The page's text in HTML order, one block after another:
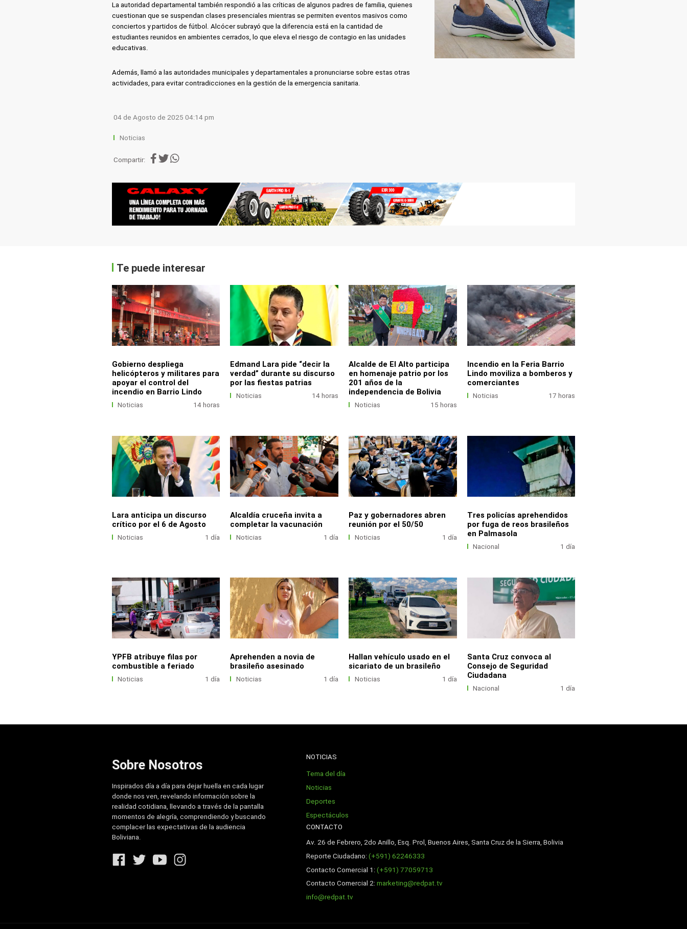
La autoridad departamental también respondió a las críticas de algunos padres de familia, quienes
cuestionan que se suspendan clases presenciales mientras se permiten eventos masivos como
conciertos y partidos de fútbol. Alcócer subrayó que la diferencia está en la cantidad de
estudiantes reunidos en ambientes cerrados, lo que eleva el riesgo de contagio en las unidades
educativas.
Además, llamó a las autoridades municipales y departamentales a pronunciarse sobre estas otras
actividades, para evitar contradicciones en la gestión de la emergencia sanitaria.
04 de Agosto de 2025 04:14 pm
Noticias
Compartir:
Te puede interesar
Gobierno despliega
helicópteros y militares para
apoyar el control del
incendio en Barrio Lindo
Noticias 14 horas
Edmand Lara pide “decir la
verdad” durante su discurso
por las fiestas patrias
Noticias 14 horas
Alcalde de El Alto participa
en homenaje patrio por los
201 años de la
independencia de Bolivia
Noticias 15 horas
Incendio en la Feria Barrio
Lindo moviliza a bomberos y
comerciantes
Noticias 17 horas
Lara anticipa un discurso
crítico por el 6 de Agosto
Noticias 1 día
Alcaldía cruceña invita a
completar la vacunación
Noticias 1 día
Paz y gobernadores abren
reunión por el 50/50
Noticias 1 día
Tres policías aprehendidos
por fuga de reos brasileños
en Palmasola
Nacional 1 día
YPFB atribuye filas por
combustible a feriado
Noticias 1 día
Aprehenden a novia de
brasileño asesinado
Noticias 1 día
Hallan vehículo usado en el
sicariato de un brasileño
Noticias 1 día
Santa Cruz convoca al
Consejo de Seguridad
Ciudadana
Nacional 1 día
Sobre Nosotros
Inspirados día a día para dejar huella en cada lugar
donde nos ven, revelando información sobre la
realidad cotidiana, llevando a través de la pantalla
momentos de alegría, comprendiendo y buscando
complacer las expectativas de la audiencia
Boliviana.
NOTICIAS
Tema del día
Noticias
Deportes
Espectáculos
CONTACTO
Av. 26 de Febrero, 2do Anillo, Esq. Prol, Buenos Aires, Santa Cruz de la Sierra, Bolivia
Reporte Ciudadano:(+591) 62246333
Contacto Comercial 1:(+591) 77059713
Contacto Comercial 2:marketing@redpat.tv
info@redpat.tv